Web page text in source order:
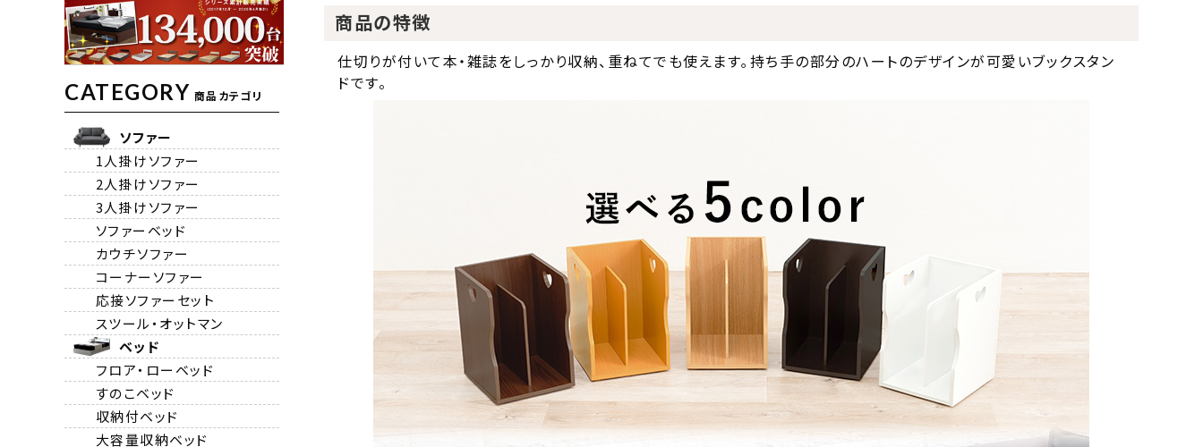
CATEGORY 商品カテゴリ
ソファー
1人掛けソファー
2人掛けソファー
3人掛けソファー
ソファーベッド
カウチソファー
コーナーソファー
応接ソファーセット
スツール・オットマン
ベッド
フロア・ローベッド
すのこベッド
収納付ベッド
大容量収納ベッド
商品の特徴
仕切りが付いて本・雑誌をしっかり収納、重ねてでも使えます｡持ち手の部分のハートのデザインが可愛いブックスタン
ドです。